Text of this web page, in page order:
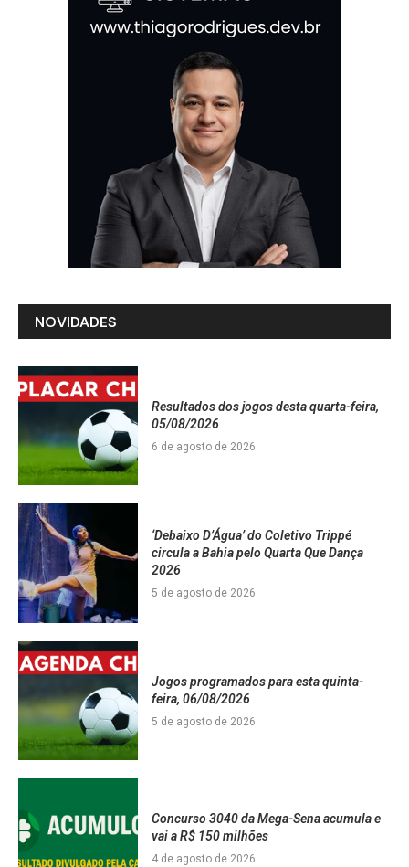
NOVIDADES
Resultados dos jogos desta quarta-feira,
05/08/2026
6 de agosto de 2026
‘Debaixo D’Água’ do Coletivo Trippé
circula a Bahia pelo Quarta Que Dança
2026
5 de agosto de 2026
Jogos programados para esta quinta-
feira, 06/08/2026
5 de agosto de 2026
Concurso 3040 da Mega-Sena acumula e
vai a R$ 150 milhões
4 de agosto de 2026